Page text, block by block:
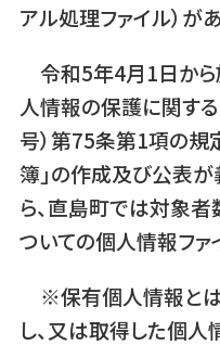
アル処理ファイル）があ
令和5年4月1日から
人情報の保護に関す
号）第75条第1項の規
簿」の作成及び公表
ら、直島町では対象
ついての個人情報ファ
※保有個人情報と
し、又は取得した個人